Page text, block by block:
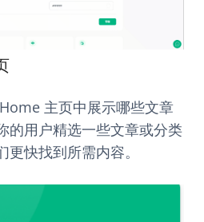
主页中展示哪些文章
的用户精选一些文章或分类
快找到所需内容。